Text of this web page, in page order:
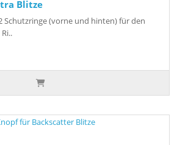
Blitze
Schutzringe (vorne und hinten) für den